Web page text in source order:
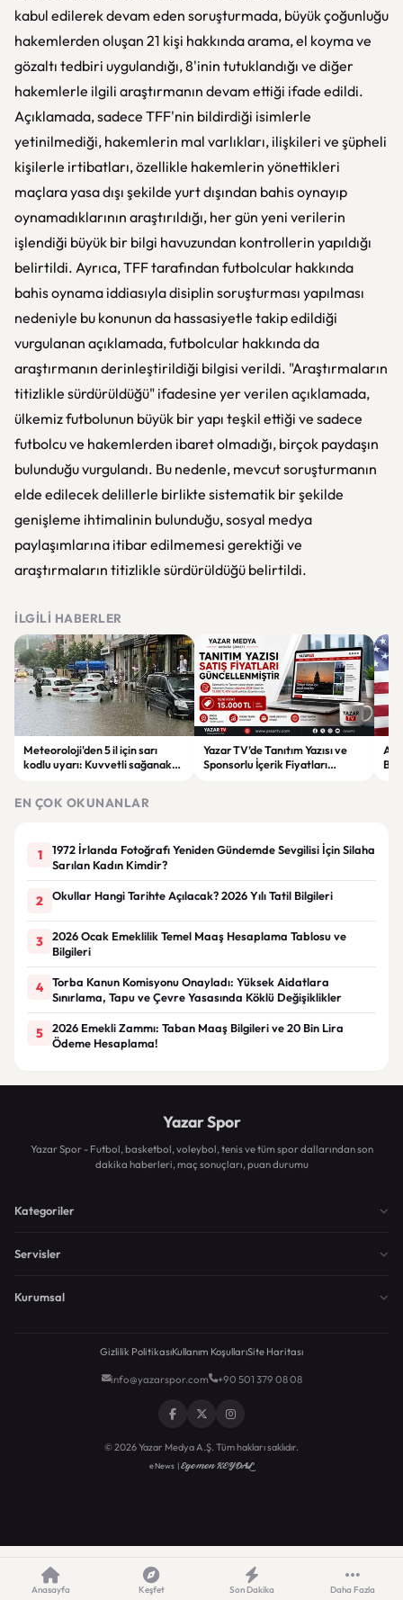
kabul edilerek devam eden soruşturmada, büyük çoğunluğu
hakemlerden oluşan 21 kişi hakkında arama, el koyma ve
gözaltı tedbiri uygulandığı, 8'inin tutuklandığı ve diğer
hakemlerle ilgili araştırmanın devam ettiği ifade edildi.
Açıklamada, sadece TFF'nin bildirdiği isimlerle
yetinilmediği, hakemlerin mal varlıkları, ilişkileri ve şüpheli
kişilerle irtibatları, özellikle hakemlerin yönettikleri
maçlara yasa dışı şekilde yurt dışından bahis oynayıp
oynamadıklarının araştırıldığı, her gün yeni verilerin
işlendiği büyük bir bilgi havuzundan kontrollerin yapıldığı
belirtildi. Ayrıca, TFF tarafından futbolcular hakkında
bahis oynama iddiasıyla disiplin soruşturması yapılması
nedeniyle bu konunun da hassasiyetle takip edildiği
vurgulanan açıklamada, futbolcular hakkında da
araştırmanın derinleştirildiği bilgisi verildi. "Araştırmaların
titizlikle sürdürüldüğü" ifadesine yer verilen açıklamada,
ülkemiz futbolunun büyük bir yapı teşkil ettiği ve sadece
futbolcu ve hakemlerden ibaret olmadığı, birçok paydaşın
bulunduğu vurgulandı. Bu nedenle, mevcut soruşturmanın
elde edilecek delillerle birlikte sistematik bir şekilde
genişleme ihtimalinin bulunduğu, sosyal medya
paylaşımlarına itibar edilmemesi gerektiği ve
araştırmaların titizlikle sürdürüldüğü belirtildi.
İLGILI HABERLER
Meteoroloji'den 5 il için sarı
kodlu uyarı: Kuvvetli sağanak
Yazar TV’de Tanıtım Yazısı ve
Sponsorlu İçerik Fiyatları
EN ÇOK OKUNANLAR
1
1972 İrlanda Fotoğrafı Yeniden Gündemde Sevgilisi İçin Silaha
Sarılan Kadın Kimdir?
2 Okullar Hangi Tarihte Açılacak? 2026 Yılı Tatil Bilgileri
3
2026 Ocak Emeklilik Temel Maaş Hesaplama Tablosu ve
Bilgileri
4
Torba Kanun Komisyonu Onayladı: Yüksek Aidatlara
Sınırlama, Tapu ve Çevre Yasasında Köklü Değişiklikler
5
2026 Emekli Zammı: Taban Maaş Bilgileri ve 20 Bin Lira
Ödeme Hesaplama!
Yazar Spor
Yazar Spor - Futbol, basketbol, voleybol, tenis ve tüm spor dallarından son
dakika haberleri, maç sonuçları, puan durumu
Kategoriler
Servisler
Kurumsal
Gizlilik PolitikasıKullanım KoşullarıSite Haritası
info@yazarspor.com +90 501 379 08 08
© 2026 Yazar Medya A.Ş. Tüm hakları saklıdır.
eNews |Egemen KEYDAL
Anasayfa Keşfet Son Dakika Daha Fazla